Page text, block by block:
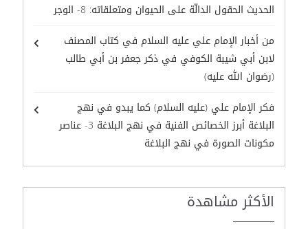
الحديث الحقول الدالّة على الحيوان ومتعلقاته: 8- الوجر
من أخبار الإمام علي عليه السلام في كتاب المصنف
لابن أبي شيبة الكوفي في ذكر جعفر بن أبي طالب
(رضوان الله عليه)
فكر الإمام علي (عليه السلام) كما يبدو في نهج
البلاغة أبرز الخصائص الفنية في نهج البلاغة 3- عناصر
مكونات الصورة في نهج البلاغة
الأكثر مشاهدة